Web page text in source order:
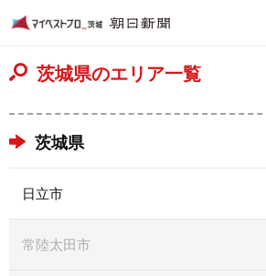
茨城県のエリア一覧
茨城県
日立市
常陸太田市